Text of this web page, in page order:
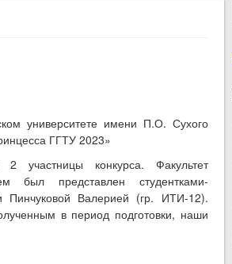
университете имени П.О. Сухого
ГГТУ 2023»
участницы конкурса. Факультет
был представлен студентками-
Пинчуковой Валерией (гр. ИТИ-12).
в период подготовки, наши